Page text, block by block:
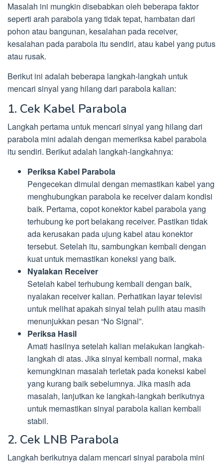
Masalah ini mungkin disebabkan oleh beberapa faktor
seperti arah parabola yang tidak tepat, hambatan dari
pohon atau bangunan, kesalahan pada receiver,
kesalahan pada parabola itu sendiri, atau kabel yang putus
atau rusak.
Berikut ini adalah beberapa langkah-langkah untuk
mencari sinyal yang hilang dari parabola kalian:
1. Cek Kabel Parabola
Langkah pertama untuk mencari sinyal yang hilang dari
parabola mini adalah dengan memeriksa kabel parabola
itu sendiri. Berikut adalah langkah-langkahnya:
Periksa Kabel Parabola
Pengecekan dimulai dengan memastikan kabel yang
menghubungkan parabola ke receiver dalam kondisi
baik. Pertama, copot konektor kabel parabola yang
terhubung ke port belakang receiver. Pastikan tidak
ada kerusakan pada ujung kabel atau konektor
tersebut. Setelah itu, sambungkan kembali dengan
kuat untuk memastikan koneksi yang baik.
Nyalakan Receiver
Setelah kabel terhubung kembali dengan baik,
nyalakan receiver kalian. Perhatikan layar televisi
untuk melihat apakah sinyal telah pulih atau masih
menunjukkan pesan “No Signal”.
Periksa Hasil
Amati hasilnya setelah kalian melakukan langkah-
langkah di atas. Jika sinyal kembali normal, maka
kemungkinan masalah terletak pada koneksi kabel
yang kurang baik sebelumnya. Jika masih ada
masalah, lanjutkan ke langkah-langkah berikutnya
untuk memastikan sinyal parabola kalian kembali
stabil.
2. Cek LNB Parabola
Langkah berikutnya dalam mencari sinyal parabola mini